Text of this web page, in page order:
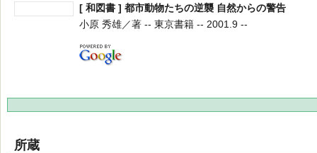
[ 和図書 ] 都市動物たちの逆襲 自然からの警告
小原 秀雄／著 -- 東京書籍 -- 2001.9 --
所蔵